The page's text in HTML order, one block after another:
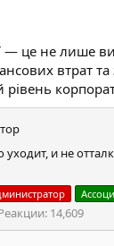
— це не лише
втрат та
и не
14,609